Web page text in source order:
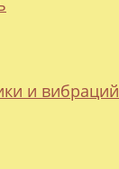
и вибраций